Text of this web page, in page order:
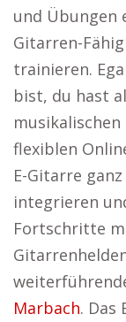
und Übungen
Gitarren-
trainieren.
bist, du hast
flexiblen
E-Gitarre
integrieren
Fortschritte
Marbach. Das